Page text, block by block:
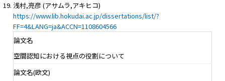
浅村,亮彦 (アサムラ,アキヒコ)
https://www.lib.hokudai.ac.jp/dissertations/list/?
FF=4&LANG=ja&ACCN=1108604566
論文名
空間認知における視点の役割について
論文名(欧文)